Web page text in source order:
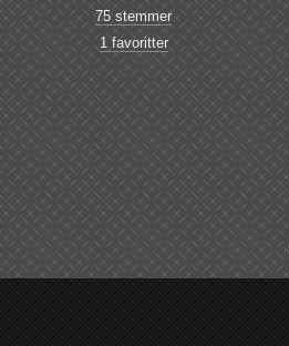
75 stemmer
1 favoritter